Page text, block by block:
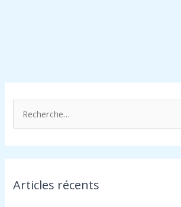
e
Articles récents